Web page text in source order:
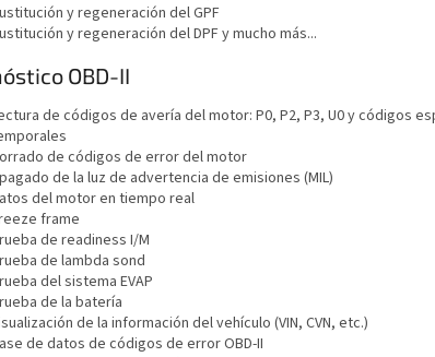
y regeneración del GPF
y regeneración del DPF y mucho más...
OBD-II
de códigos de avería del motor: P0, P2, P3, U0 y códigos
de códigos de error del motor
de la luz de advertencia de emisiones (MIL)
del motor en tiempo real
frame
de readiness I/M
de lambda sond
del sistema EVAP
de la batería
de la información del vehículo (VIN, CVN, etc.)
de datos de códigos de error OBD-II